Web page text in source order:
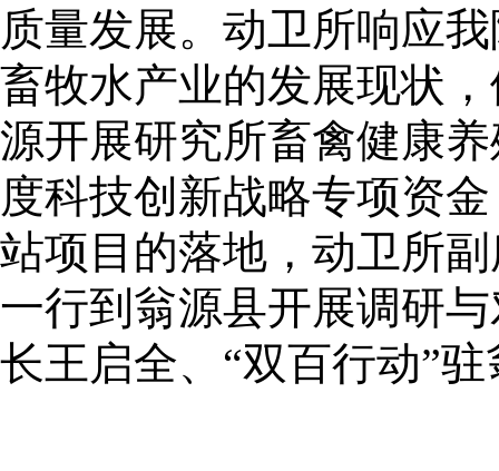
质量发展。动卫所响应
畜牧水产业的发展现状
源开展研究所畜禽健康
度科技创新战略专项资
站项目的落地，动卫所
一行到翁源县开展调研
长王启全、“双百行动”